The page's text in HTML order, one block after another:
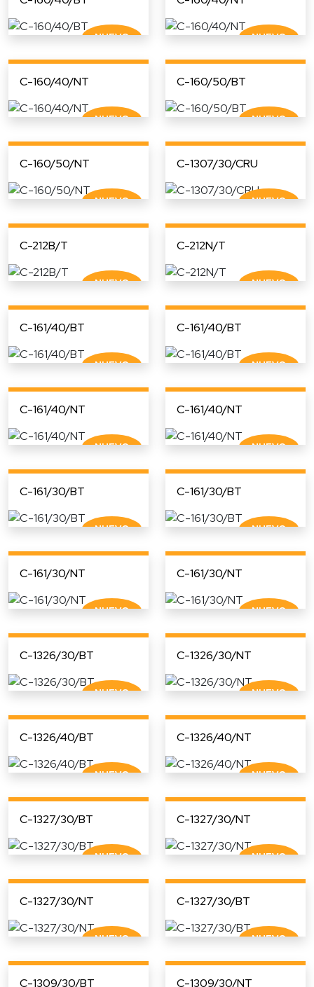
C-160/40/NT C-160/50/BT
C-160/50/NT C-1307/30/CRU
C-212B/T C-212N/T
C-161/40/BT C-161/40/BT
C-161/40/NT C-161/40/NT
C-161/30/BT C-161/30/BT
C-161/30/NT C-161/30/NT
C-1326/30/BT C-1326/30/NT
C-1326/40/BT C-1326/40/NT
C-1327/30/BT C-1327/30/NT
C-1327/30/NT C-1327/30/BT
C-1309/30/BT C-1309/30/NT